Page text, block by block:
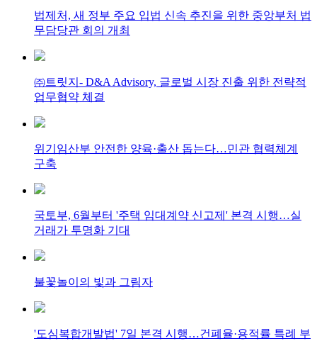
법제처, 새 정부 주요 입법 신속 추진을 위한 중앙부처 법
무담당관 회의 개최
㈜트릿지- D&A Advisory, 글로벌 시장 진출 위한 전략적
업무협약 체결
위기임산부 안전한 양육·출산 돕는다…민관 협력체계
구축
국토부, 6월부터 '주택 임대계약 신고제' 본격 시행…실
거래가 투명화 기대
불꽃놀이의 빛과 그림자
'도심복합개발법' 7일 본격 시행…건폐율·용적률 특례 부